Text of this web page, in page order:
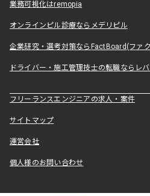
業務可視化はremopia
オンラインピル診療ならメデリピル
企業研究・選考対策ならFactBoard(ファ
ドライバー・施工管理技士の転職ならレ
フリーランスエンジニアの求人・案件
サイトマップ
運営会社
個人様のお問い合わせ